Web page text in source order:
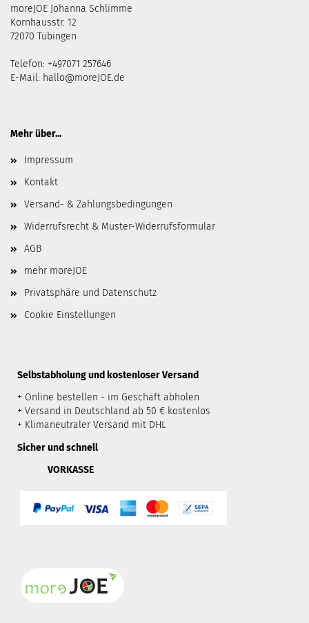
moreJOE Johanna Schlimme
Kornhausstr. 12
72070 Tübingen
Telefon: +497071 257646
E-Mail: hallo@moreJOE.de
Mehr über...
Impressum
Kontakt
Versand- & Zahlungsbedingungen
Widerrufsrecht & Muster-Widerrufsformular
AGB
mehr moreJOE
Privatsphäre und Datenschutz
Cookie Einstellungen
​Selbstabholung und kostenloser Versand
+ Online bestellen - im Geschäft abholen
+ Versand in Deutschland ab 50 € kostenlos
+ Klimaneutraler Versand mit DHL
Sicher und schnell
VORKASSE